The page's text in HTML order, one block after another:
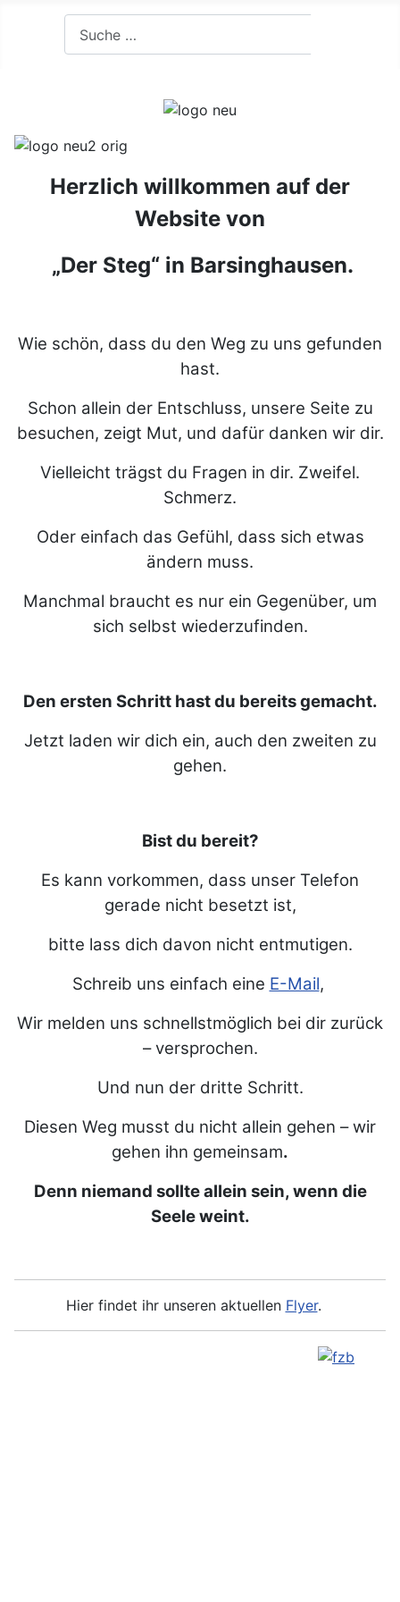
Herzlich willkommen auf der
Website von
„Der Steg“ in Barsinghausen.
Wie schön, dass du den Weg zu uns gefunden
hast.
Schon allein der Entschluss, unsere Seite zu
besuchen, zeigt Mut, und dafür danken wir dir.
Vielleicht trägst du Fragen in dir. Zweifel.
Schmerz.
Oder einfach das Gefühl, dass sich etwas
ändern muss.
Manchmal braucht es nur ein Gegenüber, um
sich selbst wiederzufinden.
Den ersten Schritt hast du bereits gemacht.
Jetzt laden wir dich ein, auch den zweiten zu
gehen.
Bist du bereit?
Es kann vorkommen, dass unser Telefon
gerade nicht besetzt ist,
bitte lass dich davon nicht entmutigen.
Schreib uns einfach eine E-Mail,
Wir melden uns schnellstmöglich bei dir zurück
– versprochen.
Und nun der dritte Schritt.
Diesen Weg musst du nicht allein gehen – wir
gehen ihn gemeinsam.
Denn niemand sollte allein sein, wenn die
Seele weint.
Hier findet ihr unseren aktuellen Flyer.